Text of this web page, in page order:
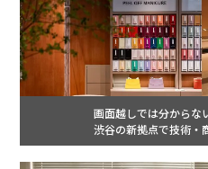
画面越しでは分からな
渋谷の新拠点で技術・